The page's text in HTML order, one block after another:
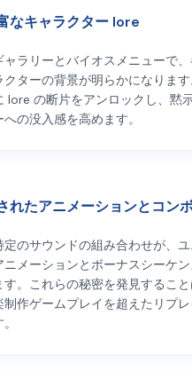
なキャラクター lore
ャラリーとバイオスメニューで
クターの背景が明らかになりま
lore の断片をアンロックし、黙
への没入感を高めます。
れたアニメーションとコン
定のサウンドの組み合わせが、
ニメーションとボーナスシーケ
す。これらの秘密を発見するこ
制作ゲームプレイを超えたリプ